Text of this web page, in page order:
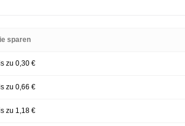
sparen
zu 0,30 €
zu 0,66 €
zu 1,18 €